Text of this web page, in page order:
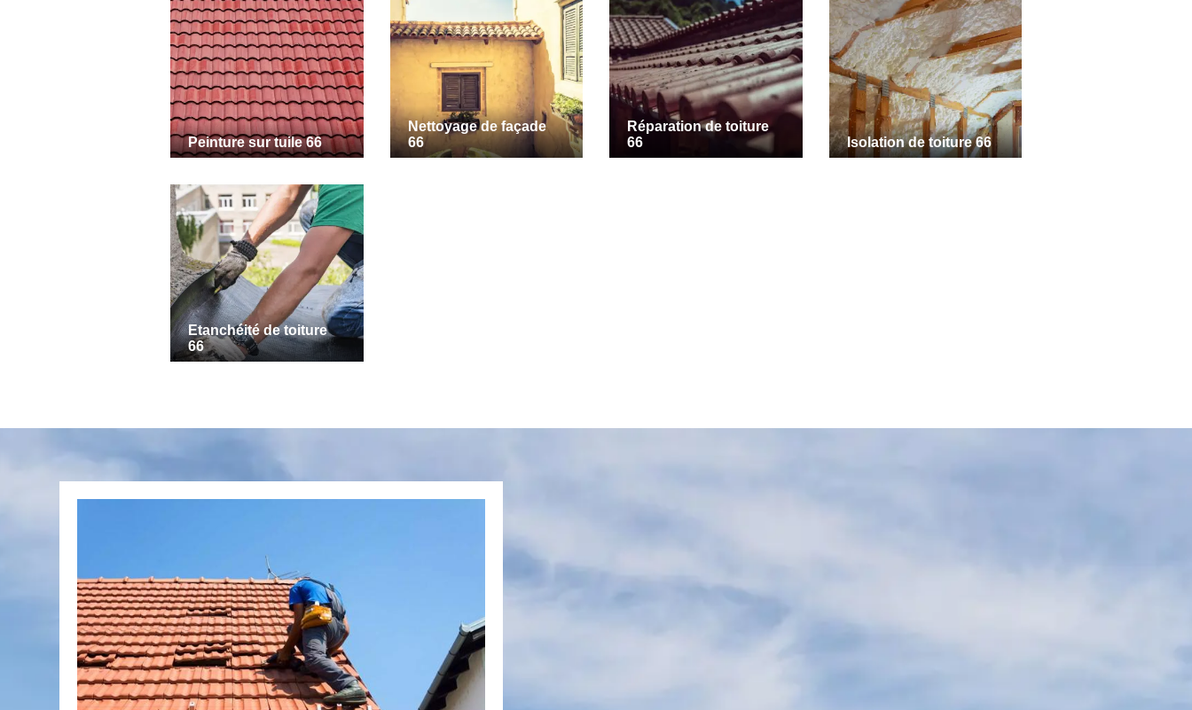
Peinture sur tuile 66
Nettoyage de façade
66
Réparation de toiture
66
Isolation de toiture 66
Etanchéité de toiture
66